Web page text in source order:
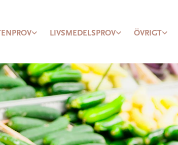
LIVSMEDELSPROV ÖVRIGT